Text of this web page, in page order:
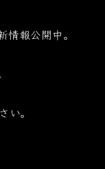
報公開中。
い。